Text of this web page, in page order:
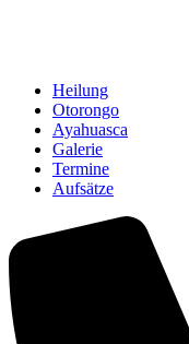
Heilung
Otorongo
Ayahuasca
Galerie
Termine
Aufsätze